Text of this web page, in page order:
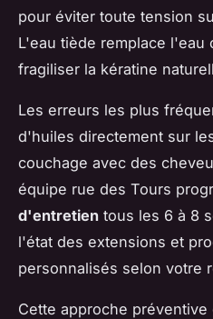
pour éviter toute tension
L'eau tiède remplace l'eau
fragiliser la kératine
Les erreurs les plus
d'huiles directement sur
couchage avec des
équipe rue des Tours
d'entretien tous les 6 à 8
l'état des extensions et
personnalisés selon votre
Cette approche